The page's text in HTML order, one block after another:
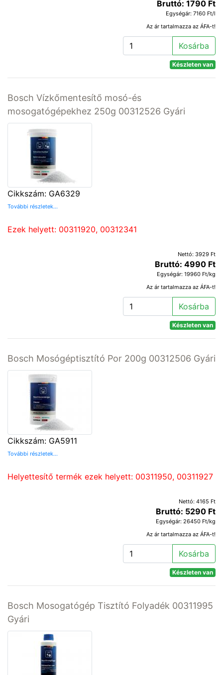
Bruttó: 1790 Ft
Egységár: 7160 Ft/l
Az ár tartalmazza az ÁFA-t!
Kosárba
Készleten van
Bosch Vízkőmentesítő mosó-és
mosogatógépekhez 250g 00312526 Gyári
Cikkszám: GA6329
További részletek...
Ezek helyett: 00311920, 00312341
Nettó: 3929 Ft
Bruttó: 4990 Ft
Egységár: 19960 Ft/kg
Az ár tartalmazza az ÁFA-t!
Kosárba
Készleten van
Bosch Mosógéptisztító Por 200g 00312506 Gyári
Cikkszám: GA5911
További részletek...
Helyettesítő termék ezek helyett: 00311950, 00311927
Nettó: 4165 Ft
Bruttó: 5290 Ft
Egységár: 26450 Ft/kg
Az ár tartalmazza az ÁFA-t!
Kosárba
Készleten van
Bosch Mosogatógép Tisztító Folyadék 00311995
Gyári